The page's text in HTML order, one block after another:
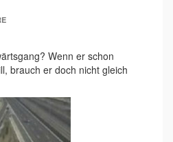
Wenn er schon
brauch er doch nicht gleich